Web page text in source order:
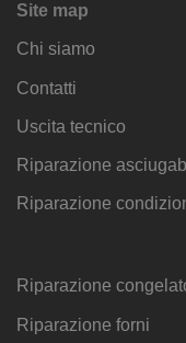
Site map
Chi siamo
Contatti
Uscita tecnico
Riparazione
Riparazione
Riparazione
Riparazione forni